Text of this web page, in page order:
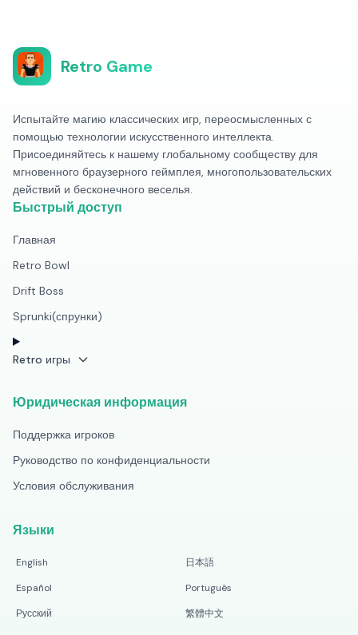
Retro Game
Испытайте магию классических игр, переосмысленных с
помощью технологии искусственного интеллекта.
Присоединяйтесь к нашему глобальному сообществу для
мгновенного браузерного геймплея, многопользовательских
действий и бесконечного веселья.
Быстрый доступ
Главная
Retro Bowl
Drift Boss
Sprunki(спрунки)
Retro игры
Юридическая информация
Поддержка игроков
Руководство по конфиденциальности
Условия обслуживания
Языки
English
日本語
Español
Português
Русский
繁體中文